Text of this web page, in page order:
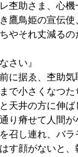
杢助さま、心機
鷹鳥姫の宣伝
やそれ丈減る
さい』
に据ゑ、杢助気
で小さくなつた
井の方に伸ば
り瘠せて人間
召し連れ、バ
す顔がないと